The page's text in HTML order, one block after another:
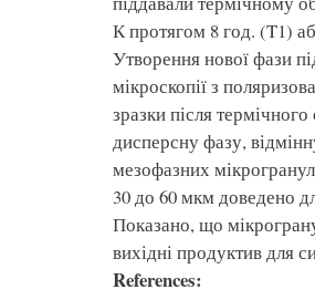
К протягом 8 год. (T1)
Утворення нової фази
мікроскопії з
зразки після
дисперсну фазу,
мезофазних
30 до 60 мкм доведено
Показано, що
вихідні продуктив для
References: